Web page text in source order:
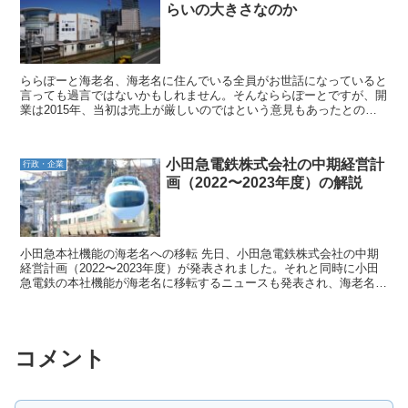
らいの大きさなのか
ららぽーと海老名、海老名に住んでいる全員がお世話になっていると
言っても過言ではないかもしれません。そんなららぽーとですが、開
業は2015年、当初は売上が厳しいのではという意見もあったとのこ
行政・企業
小田急電鉄株式会社の中期経営計
画（2022〜2023年度）の解説
小田急本社機能の海老名への移転 先日、小田急電鉄株式会社の中期
経営計画（2022〜2023年度）が発表されました。それと同時に小田
急電鉄の本社機能が海老名に移転するニュースも発表され、海老名市
コメント